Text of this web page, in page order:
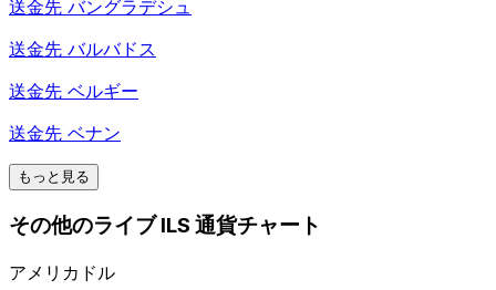
送金先 バングラデシュ
送金先 バルバドス
送金先 ベルギー
送金先 ベナン
もっと見る
その他のライブ ILS 通貨チャート
アメリカドル